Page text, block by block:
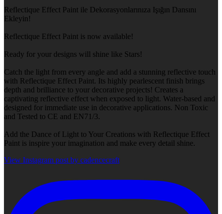
Reflectique Effect Paint ile Dekorasyonlarınıza Işığın Dansını
Ekleyin!
Reflectique Effect Paint is now available!
Ready for your designs will shine like Stars!
Catch the light from every angle and add a stunning reflective touch
with Reflectique Effect Paint. Its highly pearlescent finish brings
depth and brilliance to your decorative projects! Creates a
captivating reflective effect when exposed to light. Water-based and
designed for immediate use in decorative applications. Non Toxic
and Tested to CE and EN71/3.
Add the Dance of Light to Your Creations with Reflectique Effect
Paint is inspire your imagination and make every detail shine.
View Instagram post by cadencecraft